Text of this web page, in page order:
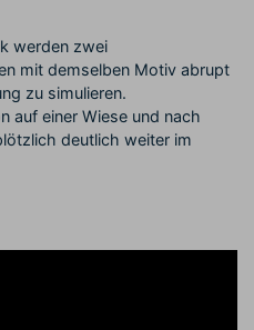
werden zwei
mit demselben Motiv abrupt
zu simulieren.
auf einer Wiese und nach
deutlich weiter im